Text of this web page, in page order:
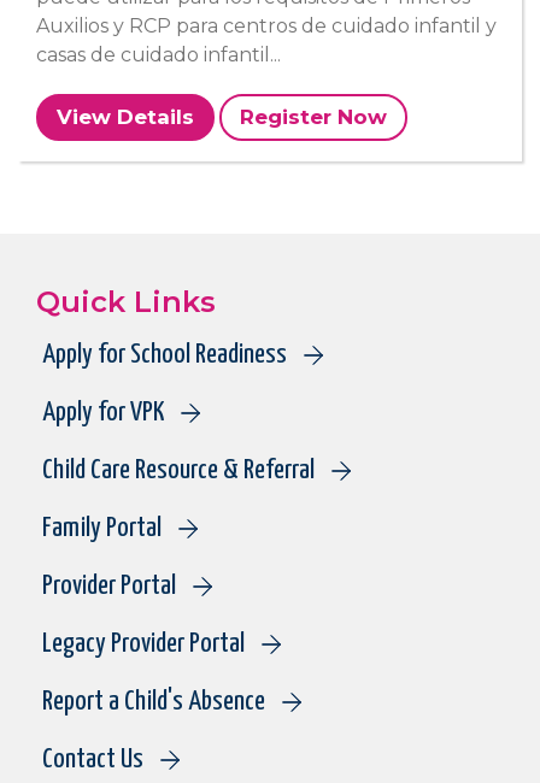
Auxilios y RCP para centros de cuidado infantil y
casas de cuidado infantil...
View Details Register Now
Quick Links
Apply for School Readiness
Apply for VPK
Child Care Resource & Referral
Family Portal
Provider Portal
Legacy Provider Portal
Report a Child's Absence
Contact Us